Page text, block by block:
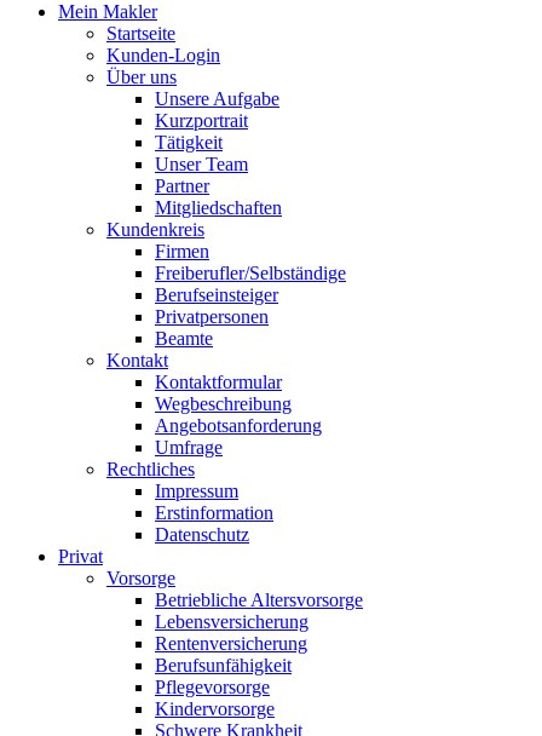
Mein Makler
Startseite
Kunden-Login
Über uns
Unsere Aufgabe
Kurzportrait
Tätigkeit
Unser Team
Partner
Mitgliedschaften
Kundenkreis
Firmen
Freiberufler/Selbständige
Berufseinsteiger
Privatpersonen
Beamte
Kontakt
Kontaktformular
Wegbeschreibung
Angebotsanforderung
Umfrage
Rechtliches
Impressum
Erstinformation
Datenschutz
Privat
Vorsorge
Betriebliche Altersvorsorge
Lebensversicherung
Rentenversicherung
Berufsunfähigkeit
Pflegevorsorge
Kindervorsorge
Schwere Krankheit